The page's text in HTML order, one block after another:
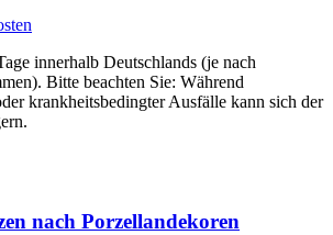
innerhalb Deutschlands (je nach
Bitte beachten Sie: Während
krankheitsbedingter Ausfälle kann sich der
nach Porzellandekoren